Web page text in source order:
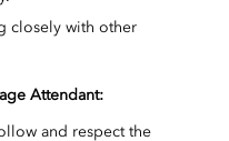
closely with other
Attendant:
and respect the